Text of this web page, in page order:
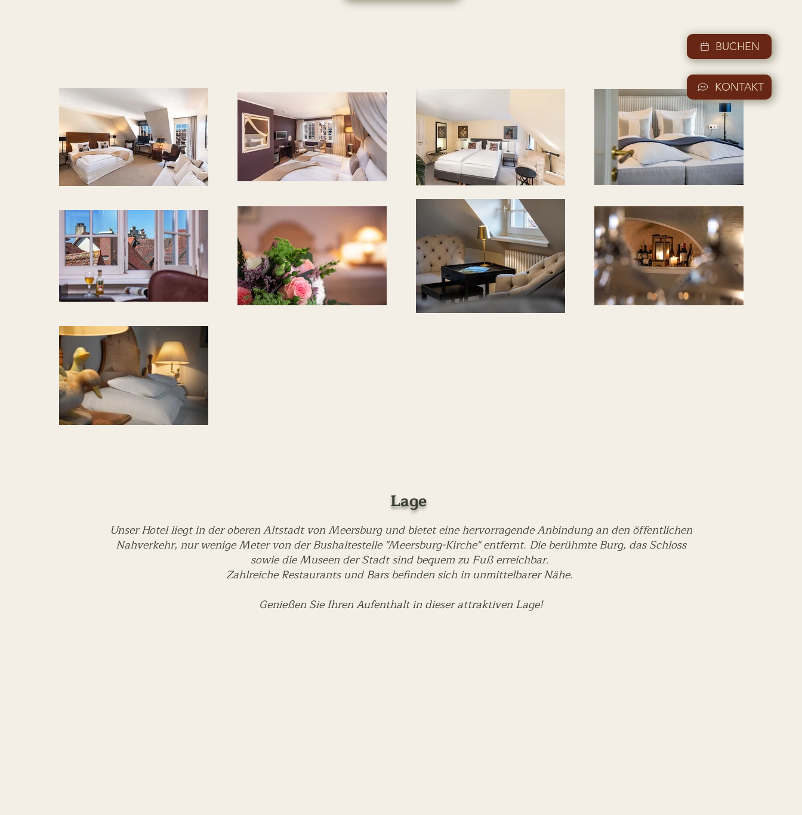
BUCHEN
KONTAKT
Lage
Unser Hotel liegt in der oberen Altstadt von Meersburg und bietet eine hervorragende Anbindung an den öffentlichen
Nahverkehr, nur wenige Meter von der Bushaltestelle "Meersburg-Kirche" entfernt. Die berühmte Burg, das Schloss
sowie die Museen der Stadt sind bequem zu Fuß erreichbar.
Zahlreiche Restaurants und Bars befinden sich in unmittelbarer Nähe.
Genießen Sie Ihren Aufenthalt in dieser attraktiven Lage!